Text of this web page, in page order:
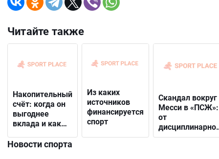
Читайте также
Накопительный
счёт: когда он
выгоднее
вклада и как
подходящий
Из каких
источников
финансируется
спорт
Скандал вокруг
Месси в «ПСЖ»:
от
решения до
Новости спорта